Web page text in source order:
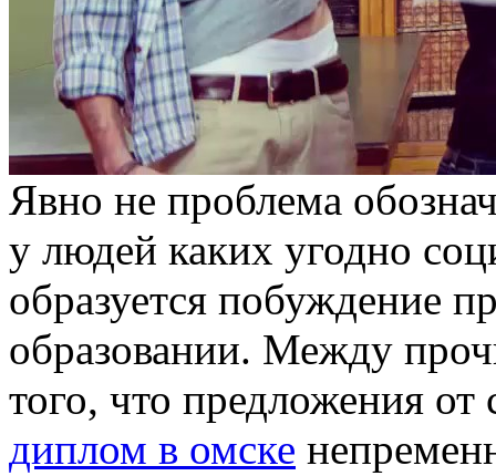
Явнo нe прoблeмa
у людей каких угодно
образуется побуждение
образовании. Между
того, что предложения
диплом в омске